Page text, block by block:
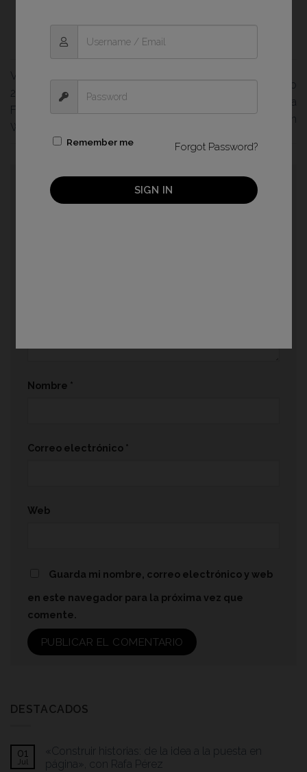
Visita guiada a la exposición
28º Premio Luis Valtueña
Fotografía Humanitaria en
Wonder Photo Shop
Presentación del libro
«Solstitium: donde sueña la
luz», de Jose Carpin
Deja una respuesta
Nombre *
Correo electrónico *
Web
Guarda mi nombre, correo electrónico y web
en este navegador para la próxima vez que
comente.
DESTACADOS
01
Jul
«Construir historias: de la idea a la puesta en
página», con Rafa Pérez
Remember me Forgot Password?
SIGN IN